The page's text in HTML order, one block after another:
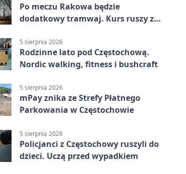
Po meczu Rakowa będzie
dodatkowy tramwaj. Kurs ruszy ze
5 sierpnia 2026
Rodzinne lato pod Częstochową.
Nordic walking, fitness i bushcraft
5 sierpnia 2026
mPay znika ze Strefy Płatnego
Parkowania w Częstochowie
5 sierpnia 2026
Policjanci z Częstochowy ruszyli do
dzieci. Uczą przed wypadkiem